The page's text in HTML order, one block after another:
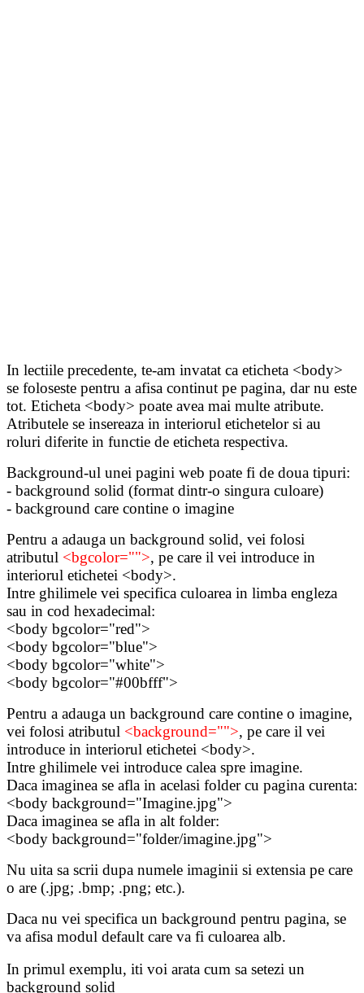
In lectiile precedente, te-am invatat ca eticheta <body>
se foloseste pentru a afisa continut pe pagina, dar nu este
tot. Eticheta <body> poate avea mai multe atribute.
Atributele se insereaza in interiorul etichetelor si au
roluri diferite in functie de eticheta respectiva.
Background-ul unei pagini web poate fi de doua tipuri:
- background solid (format dintr-o singura culoare)
- background care contine o imagine
Pentru a adauga un background solid, vei folosi
atributul <bgcolor="">, pe care il vei introduce in
interiorul etichetei <body>.
Intre ghilimele vei specifica culoarea in limba engleza
sau in cod hexadecimal:
<body bgcolor="red">
<body bgcolor="blue">
<body bgcolor="white">
<body bgcolor="#00bfff">
Pentru a adauga un background care contine o imagine,
vei folosi atributul <background="">, pe care il vei
introduce in interiorul etichetei <body>.
Intre ghilimele vei introduce calea spre imagine.
Daca imaginea se afla in acelasi folder cu pagina curenta:
<body background="Imagine.jpg">
Daca imaginea se afla in alt folder:
<body background="folder/imagine.jpg">
Nu uita sa scrii dupa numele imaginii si extensia pe care
o are (.jpg; .bmp; .png; etc.).
Daca nu vei specifica un background pentru pagina, se
va afisa modul default care va fi culoarea alb.
In primul exemplu, iti voi arata cum sa setezi un
background solid